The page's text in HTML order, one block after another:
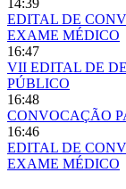
14:39
EDITAL DE
EXAME MÉDICO
16:47
VII EDITAL DE
PÚBLICO
16:48
CONVOCAÇÃO
16:46
EDITAL DE
EXAME MÉDICO